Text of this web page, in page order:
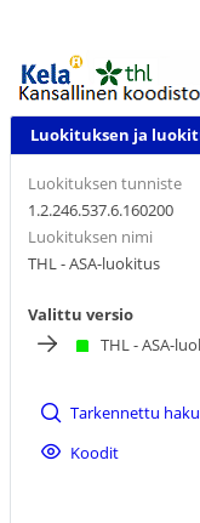
Luokituksen ja
Luokituksen tunniste
1.2.246.537.6.160200
Luokituksen nimi
THL - ASA-luokitus
Valittu versio
THL - ASA-
Tarkennettu haku
Koodit